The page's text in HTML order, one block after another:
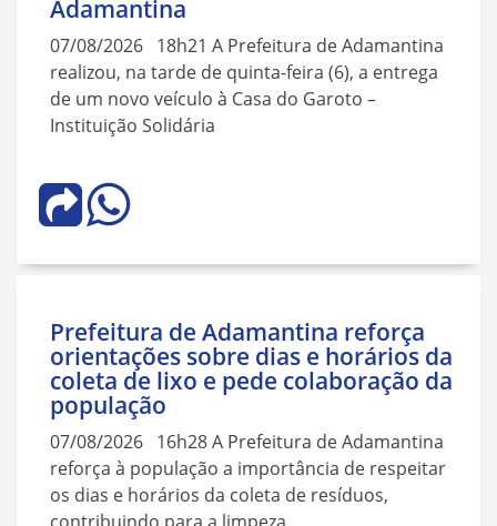
Adamantina
07/08/2026 18h21 A Prefeitura de Adamantina
realizou, na tarde de quinta-feira (6), a entrega
de um novo veículo à Casa do Garoto –
Instituição Solidária
Prefeitura de Adamantina reforça
orientações sobre dias e horários da
coleta de lixo e pede colaboração da
população
07/08/2026 16h28 A Prefeitura de Adamantina
reforça à população a importância de respeitar
os dias e horários da coleta de resíduos,